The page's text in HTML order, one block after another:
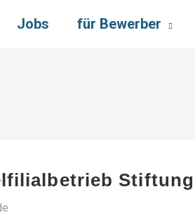
Jobs für Bewerber